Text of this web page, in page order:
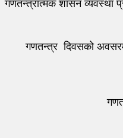
गणतन्त्रात्मक शासन व्यवस्था
गणतन्त्र दिवसको